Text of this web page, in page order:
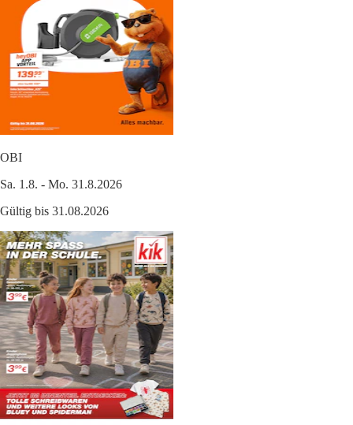
OBI
Sa. 1.8. - Mo. 31.8.2026
Gültig bis 31.08.2026